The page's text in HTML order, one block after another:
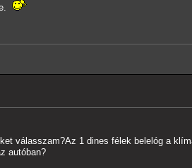
válasszam?Az 1 dines félek belelóg a
autóban?